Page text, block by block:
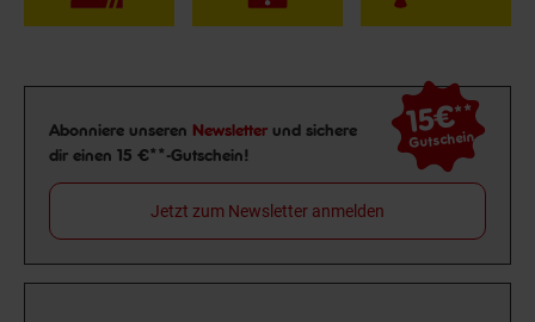
Newsletter Anmeldung
Abonniere unseren Newsletter und sichere
dir einen 15 €**-Gutschein!
15€**
Gutschein
Jetzt zum Newsletter anmelden